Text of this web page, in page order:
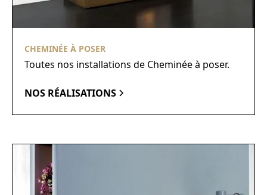
CHEMINÉE À POSER
Toutes nos installations de Cheminée à poser.
NOS RÉALISATIONS